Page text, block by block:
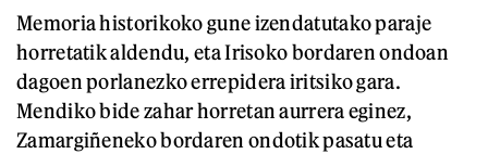
Memoria historikoko gune izendatutako paraje
horretatik aldendu, eta Irisoko bordaren ondoan
dagoen porlanezko errepidera iritsiko gara.
Mendiko bide zahar horretan aurrera eginez,
Zamargiñeneko bordaren ondotik pasatu eta